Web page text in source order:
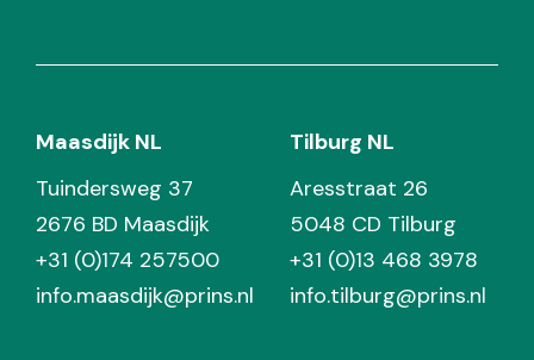
Maasdijk NL
Tuindersweg 37
2676 BD Maasdijk
+31 (0)174 257500
info.maasdijk@prins.nl
Tilburg NL
Aresstraat 26
5048 CD Tilburg
+31 (0)13 468 3978
info.tilburg@prins.nl